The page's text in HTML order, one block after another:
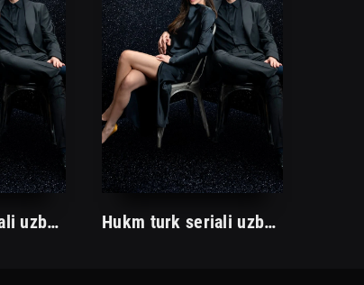
Hukm turk seriali uzbek tilida /Хукм турк сериали ўзбек тилида/ 203. 204. 205. 206. 207. 208. 209. 210. 211. 212. 213. 214. 215 barcha qismlari. Hukm turk seriali uzbek tilida /Хукм турк сериали ўзбек тилида/ 203. 204. 205. 206. 207. 208. 209. 210. 211. 212. 213. 214. 215 barcha qismlari.